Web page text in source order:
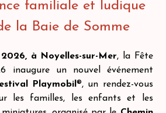
familiale et ludique
la Baie de Somme
à Noyelles-sur-Mer, la Fête
inaugure un nouvel événement
Playmobil ®, un rendez-vous
les familles, les enfants et les